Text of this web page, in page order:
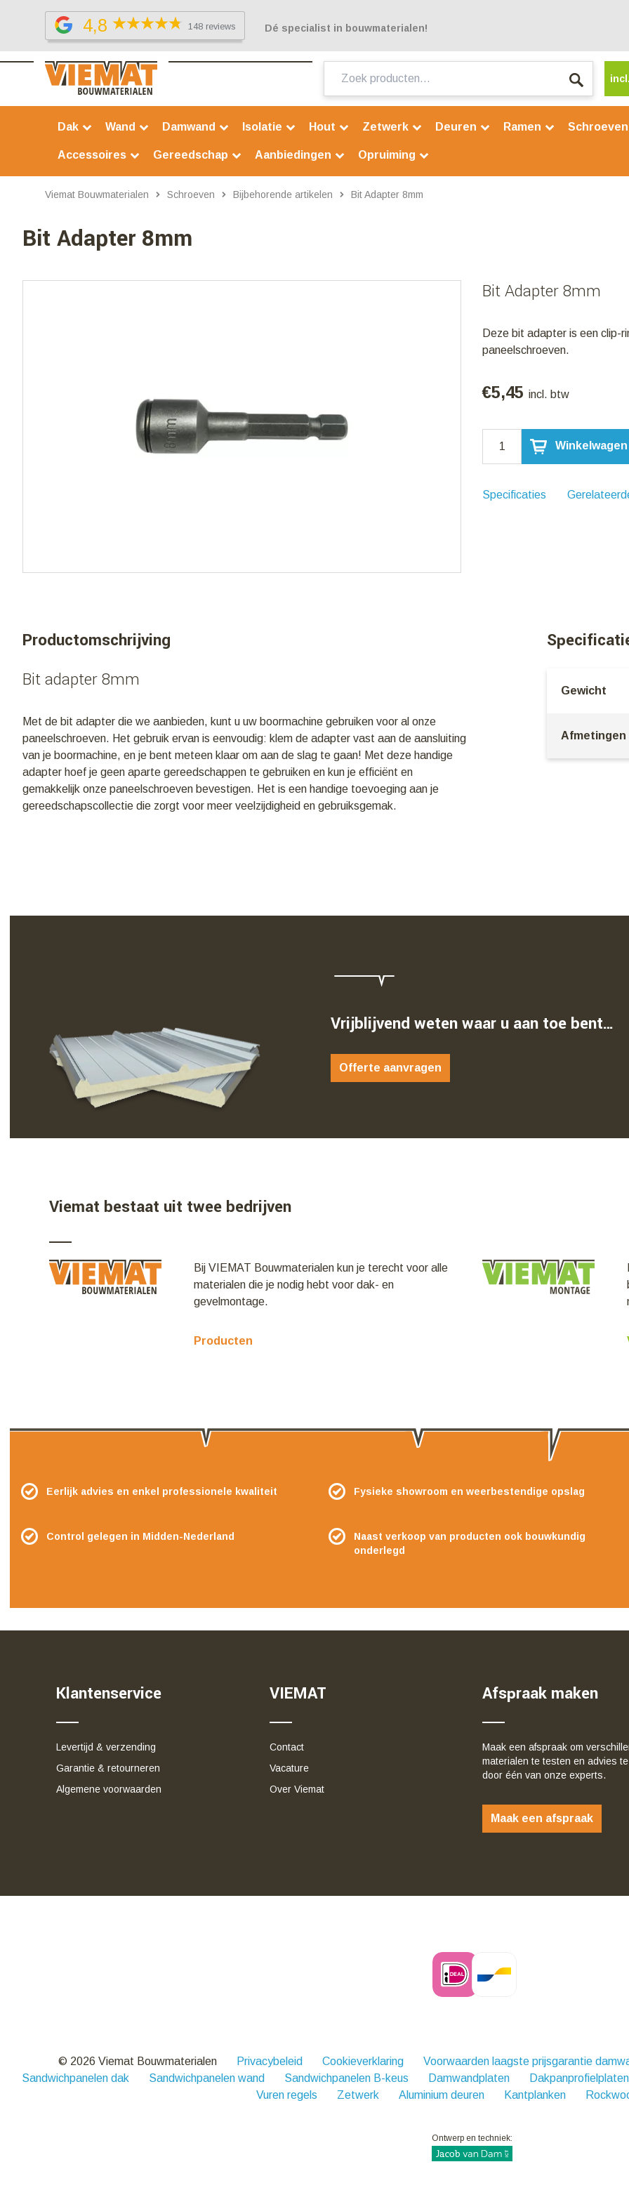
4,8 148 reviews Dé specialist in bouwmaterialen!
naar:
Dak Wand Damwand Isolatie Hout Zetwerk Deuren Ramen Schroeven
Accessoires Gereedschap Aanbiedingen Opruiming
Viemat Bouwmaterialen Schroeven Bijbehorende artikelen Bit Adapter 8mm
Bit Adapter 8mm
Bit Adapter 8mm
Deze bit adapter is een clip-
paneelschroeven.
€5,45 incl. btw
Adapter
8mm
Winkelwagen
Specificaties
Productomschrijving
Bit adapter 8mm
Met de bit adapter die we aanbieden, kunt u uw boormachine gebruiken voor al onze
paneelschroeven. Het gebruik ervan is eenvoudig: klem de adapter vast aan de aansluiting
van je boormachine, en je bent meteen klaar om aan de slag te gaan! Met deze handige
adapter hoef je geen aparte gereedschappen te gebruiken en kun je efficiënt en
gemakkelijk onze paneelschroeven bevestigen. Het is een handige toevoeging aan je
gereedschapscollectie die zorgt voor meer veelzijdigheid en gebruiksgemak.
Gewicht
Afmetingen
Vrijblijvend weten waar u aan toe bent…
Offerte aanvragen
Viemat bestaat uit twee bedrijven
Bij VIEMAT Bouwmaterialen kun je terecht voor alle
materialen die je nodig hebt voor dak- en
gevelmontage.
Producten
Eerlijk advies en enkel professionele kwaliteit Fysieke showroom en weerbestendige opslag
Control gelegen in Midden-Nederland
Naast verkoop van producten ook bouwkundig
onderlegd
Klantenservice
Levertijd & verzending
Garantie & retourneren
Algemene voorwaarden
VIEMAT
Contact
Vacature
Over Viemat
Afspraak maken
Maak een afspraak om
materialen te testen en advies
door één van onze experts.
Maak een afspraak
© 2026 Viemat Bouwmaterialen Privacybeleid Cookieverklaring Voorwaarden laagste prijsgarantie
Sandwichpanelen dak
Sandwichpanelen wand Sandwichpanelen B-keus Damwandplaten Dakpanprofielplaten
Vuren regels
Zetwerk Aluminium deuren Kantplanken
Ontwerp en techniek: